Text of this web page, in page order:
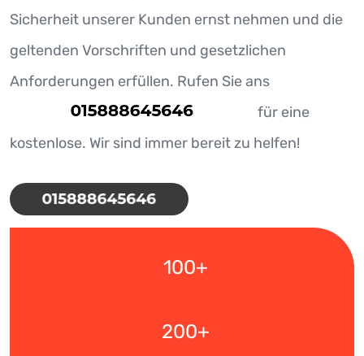
Sicherheit unserer Kunden ernst nehmen und die
geltenden Vorschriften und gesetzlichen
Anforderungen erfüllen. Rufen Sie ans
für eine
kostenlose. Wir sind immer bereit zu helfen!
100+
200+